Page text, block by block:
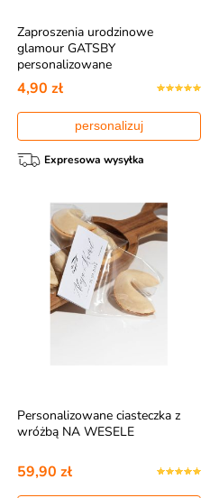
Zaproszenia urodzinowe
glamour GATSBY
personalizowane
4,90 zł
personalizuj
Expresowa wysyłka
Personalizowane ciasteczka z
wróżbą NA WESELE
59,90 zł